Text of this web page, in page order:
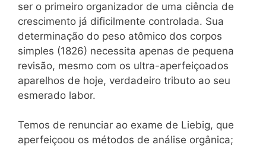
ser o primeiro organizador de uma ciência de
crescimento já dificilmente controlada. Sua
determinação do peso atômico dos corpos
simples (1826) necessita apenas de pequena
revisão, mesmo com os ultra-aperfeiçoados
aparelhos de hoje, verdadeiro tributo ao seu
esmerado labor.
Temos de renunciar ao exame de Liebig, que
aperfeiçoou os métodos de análise orgânica;